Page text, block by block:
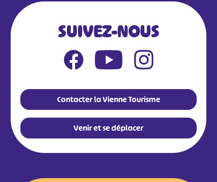
SUIVEZ-NOUS
Contacter la Vienne Tourisme
Venir et se déplacer